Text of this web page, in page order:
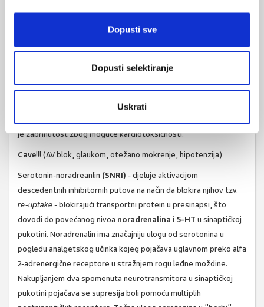
Dopusti sve
Dopusti selektiranje
Uskrati
inhibitori) koji blokiraju ponovnu pohranu
neurotransmitora(SNRI).
antidepresivinemaju učinak na NB.
Uz dobar učinak na NB (TCA), zbog neselektivnosti vezanja na
izražene nuspojave:
je zabrinutost zbog moguće kardiotoksičnosti.
Cave!!! (AV blok, glaukom, otežano mokrenje, hipotenzija)
Serotonin-noradreanlin (SNRI) - djeluje aktivacijom
descedentnih inhibitornih putova na način da blokira njihov tzv.
re-uptake- blokirajući transportni protein u presinapsi, što
dovodi do povećanog nivoa noradrenalina i 5-HT u sinaptičkoj
pukotini. Noradrenalin ima značajniju ulogu od serotonina u
pogledu analgetskog učinka kojeg pojačava uglavnom preko alfa
2-adrenergične receptore u stražnjem rogu leđne moždine.
Nakupljanjem dva spomenuta neurotransmitora u sinaptičkoj
pukotini pojačava se supresija boli pomoću multiplih